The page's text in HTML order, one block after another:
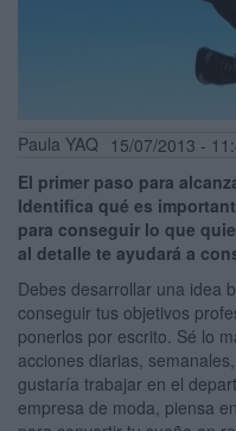
Paula YAQ 15/07/2013 -
El primer paso para
Identifica qué es
para conseguir lo que
al detalle te ayudará a
Debes desarrollar una idea
conseguir tus objetivos
ponerlos por escrito. Sé lo
acciones diarias,
gustaría trabajar en el
empresa de moda, piensa